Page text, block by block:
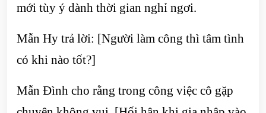
mới tùy ý dành thời gian nghỉ ngơi.
Mẫn Hy trả lời: [Người làm công thì tâm tình
có khi nào tốt?]
Mẫn Đình cho rằng trong công việc cô gặp